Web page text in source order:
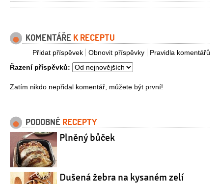
KOMENTÁŘE K RECEPTU
Pravidla komentářů
Obnovit příspěvky
Přidat příspěvek
Řazení příspěvků:
Zatím nikdo nepřidal komentář, můžete být první!
PODOBNÉ RECEPTY
Plněný bůček
Dušená žebra na kysaném zelí